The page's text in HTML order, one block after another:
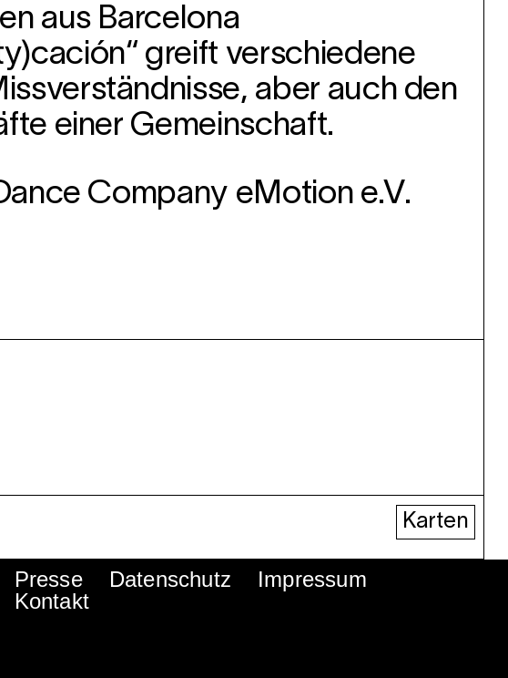
aus Barcelona
greift verschiedene
aber auch den
einer Gemeinschaft.
Company eMotion e.V.
Karten
Presse Datenschutz
Impressum
Kontakt